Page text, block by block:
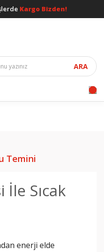
Kargo Bizden!
ARA
Temini
Sıcak
enerji elde